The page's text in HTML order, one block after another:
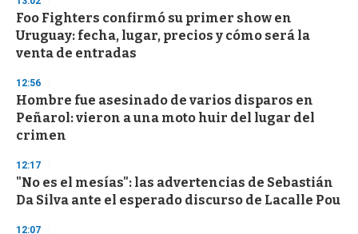
d
s
o
f
3
s
e
c
o
n
Foo Fighters confirmó su primer show en
Uruguay: fecha, lugar, precios y cómo será la
venta de entradas
12:56
Hombre fue asesinado de varios disparos en
Peñarol: vieron a una moto huir del lugar del
crimen
12:17
"No es el mesías": las advertencias de Sebastián
Da Silva ante el esperado discurso de Lacalle Pou
12:07